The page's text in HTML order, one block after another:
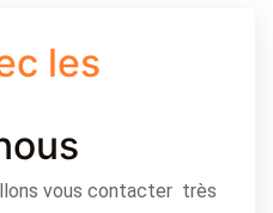
les
vous contacter très